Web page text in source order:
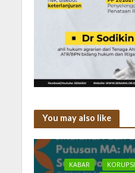
You may also like
KABAR KORUPSI